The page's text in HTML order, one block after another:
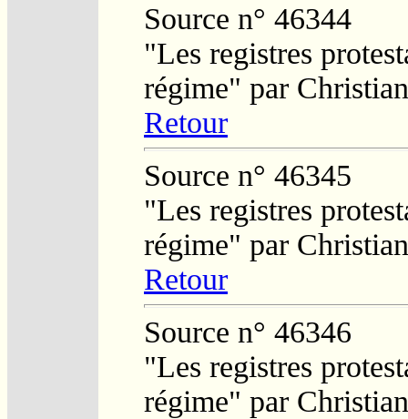
Source n° 46344
"Les registres
régime" par
Retour
Source n° 46345
"Les registres
régime" par
Retour
Source n° 46346
"Les registres
régime" par